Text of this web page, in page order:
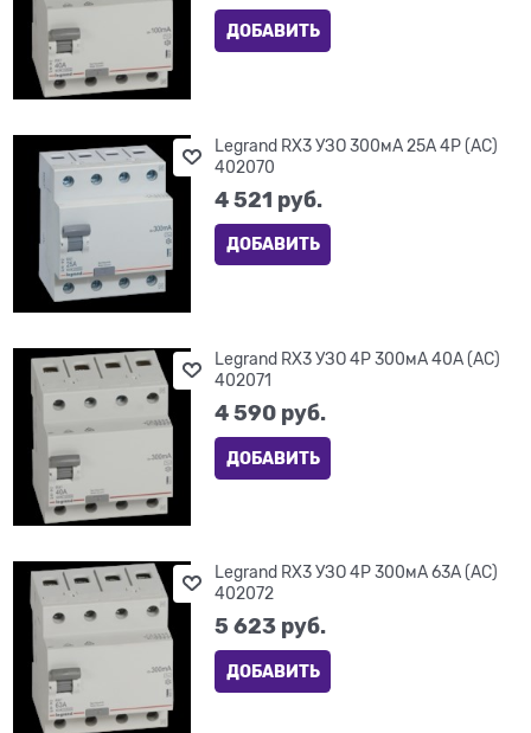
ДОБАВИТЬ
Legrand RX3 УЗО 300мА 25А 4P (AC)
402070
4 521 руб.
ДОБАВИТЬ
Legrand RX3 УЗО 4P 300мА 40А (AC)
402071
4 590 руб.
ДОБАВИТЬ
Legrand RX3 УЗО 4P 300мА 63А (AC)
402072
5 623 руб.
ДОБАВИТЬ